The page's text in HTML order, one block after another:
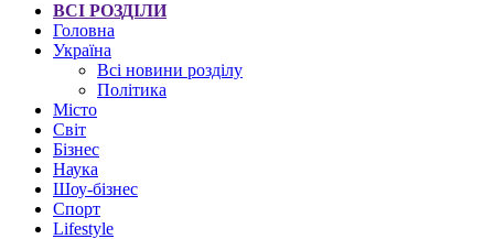
ВСІ РОЗДІЛИ
Головна
Україна
Всі новини розділу
Політика
Місто
Світ
Бізнес
Наука
Шоу-бізнес
Спорт
Lifestyle